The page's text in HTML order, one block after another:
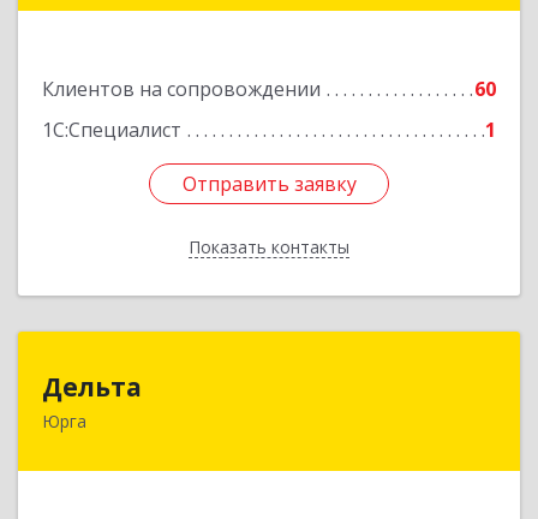
Клиентов на сопровождении
60
1С:Специалист
1
Отправить заявку
Показать контакты
Отправить заявку
Назад
Дельта
Юрга